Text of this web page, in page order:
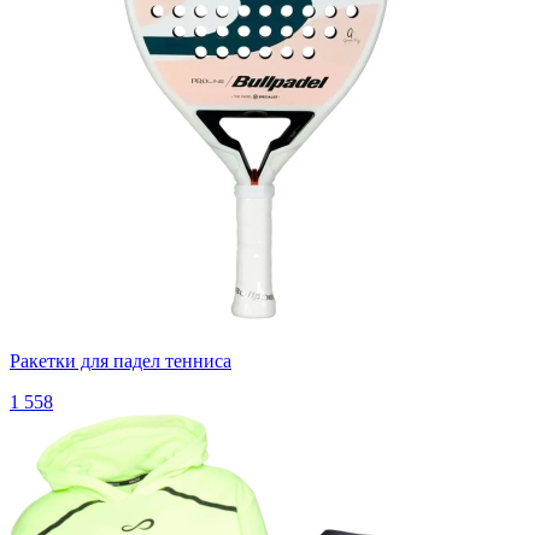
Ракетки для падел тенниса
1 558